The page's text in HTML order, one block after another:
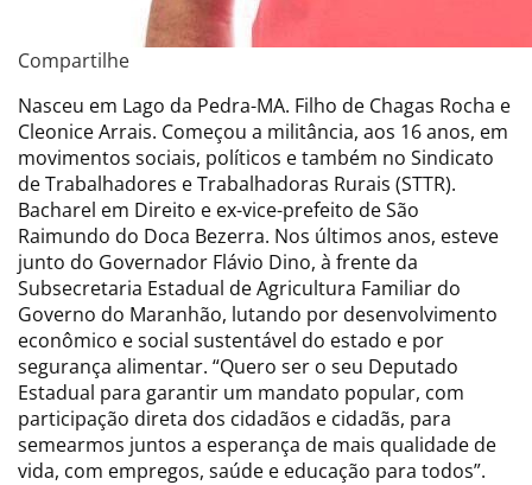
Compartilhe
Nasceu em Lago da Pedra-MA. Filho de Chagas Rocha e
Cleonice Arrais. Começou a militância, aos 16 anos, em
movimentos sociais, políticos e também no Sindicato
de Trabalhadores e Trabalhadoras Rurais (STTR).
Bacharel em Direito e ex-vice-prefeito de São
Raimundo do Doca Bezerra. Nos últimos anos, esteve
junto do Governador Flávio Dino, à frente da
Subsecretaria Estadual de Agricultura Familiar do
Governo do Maranhão, lutando por desenvolvimento
econômico e social sustentável do estado e por
segurança alimentar. “Quero ser o seu Deputado
Estadual para garantir um mandato popular, com
participação direta dos cidadãos e cidadãs, para
semearmos juntos a esperança de mais qualidade de
vida, com empregos, saúde e educação para todos”.